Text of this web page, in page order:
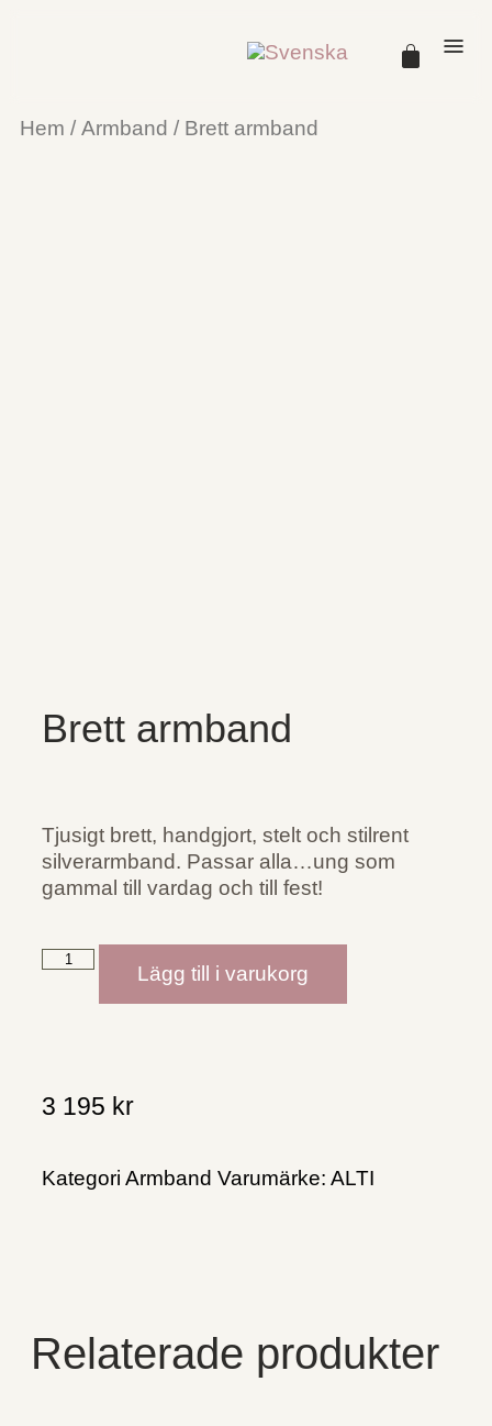
Hem / Armband / Brett armband
Brett armband
Tjusigt brett, handgjort, stelt och stilrent
silverarmband. Passar alla…ung som
gammal till vardag och till fest!
Lägg till i varukorg
3 195 kr
Kategori Armband Varumärke: ALTI
Relaterade produkter